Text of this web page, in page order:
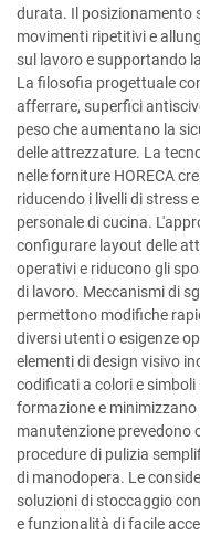
durata. Il posizionamento
movimenti ripetitivi e
sul lavoro e supportando
La filosofia progettuale
afferrare, superfici
peso che aumentano la
delle attrezzature. La
nelle forniture HORECA
riducendo i livelli di stress
personale di cucina.
configurare layout delle
operativi e riducono gli
di lavoro. Meccanismi di
permettono modifiche
diversi utenti o esigenze
elementi di design visivo
codificati a colori e
formazione e
manutenzione prevedono
procedure di pulizia
di manodopera. Le
soluzioni di stoccaggio
e funzionalità di facile